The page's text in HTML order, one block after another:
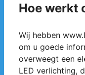
Hoe werkt
Wij hebben
om u goede
overweegt een
LED verlichting,